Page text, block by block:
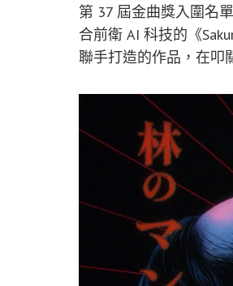
第 37 屆金曲獎入圍名
合前衛 AI 科技的《
聯手打造的作品，在叩